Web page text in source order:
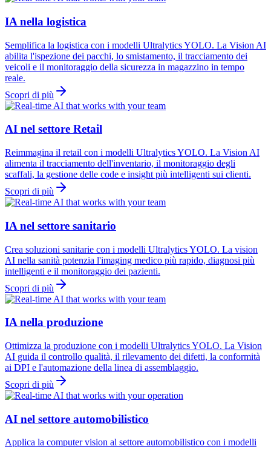
IA nella logistica
Semplifica la logistica con i modelli Ultralytics YOLO. La Vision AI
abilita l'ispezione dei pacchi, lo smistamento, il tracciamento dei
veicoli e il monitoraggio della sicurezza in magazzino in tempo
reale.
Scopri di più
AI nel settore Retail
Reimmagina il retail con i modelli Ultralytics YOLO. La Vision AI
alimenta il tracciamento dell'inventario, il monitoraggio degli
scaffali, la gestione delle code e insight più intelligenti sui clienti.
Scopri di più
IA nel settore sanitario
Crea soluzioni sanitarie con i modelli Ultralytics YOLO. La vision
AI nella sanità potenzia l'imaging medico più rapido, diagnosi più
intelligenti e il monitoraggio dei pazienti.
Scopri di più
IA nella produzione
Ottimizza la produzione con i modelli Ultralytics YOLO. La Vision
AI guida il controllo qualità, il rilevamento dei difetti, la conformità
ai DPI e l'automazione della linea di assemblaggio.
Scopri di più
AI nel settore automobilistico
Applica la computer vision al settore automobilistico con i modelli